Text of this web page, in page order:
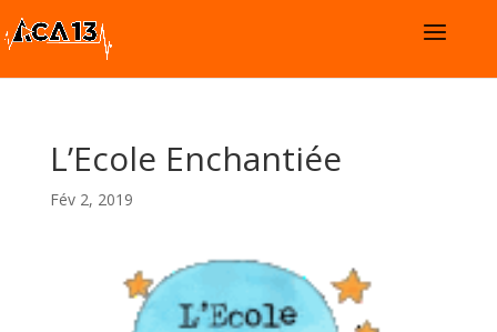
L’Ecole Enchantiée
Fév 2, 2019